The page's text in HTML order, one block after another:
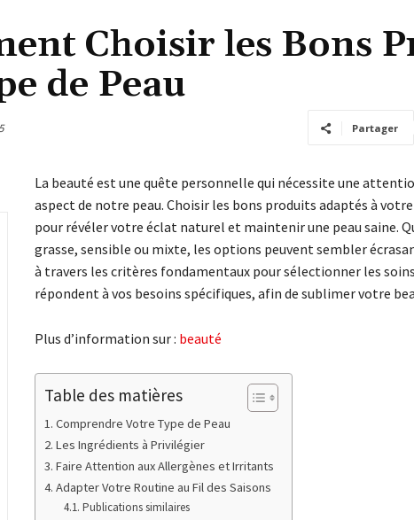
Choisir les Bons
de Peau
Partager
La beauté est une quête personnelle qui nécessite une
aspect de notre peau. Choisir les bons produits adaptés à
pour révéler votre éclat naturel et maintenir une peau saine.
grasse, sensible ou mixte, les options peuvent sembler
à travers les critères fondamentaux pour sélectionner les
répondent à vos besoins spécifiques, afin de sublimer votre
Plus d’information sur : beauté
Table des matières
Comprendre Votre Type de Peau
Les Ingrédients à Privilégier
Faire Attention aux Allergènes et Irritants
Adapter Votre Routine au Fil des Saisons
Publications similaires